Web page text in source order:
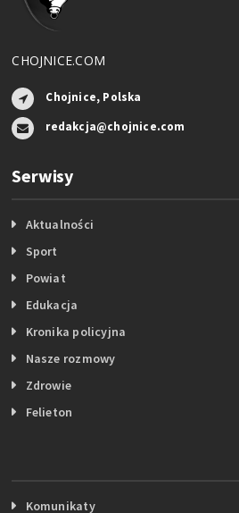
CHOJNICE.COM
Chojnice, Polska
redakcja@chojnice.com
Serwisy
Aktualności
Sport
Powiat
Edukacja
Kronika policyjna
Nasze rozmowy
Zdrowie
Felieton
Komunikaty